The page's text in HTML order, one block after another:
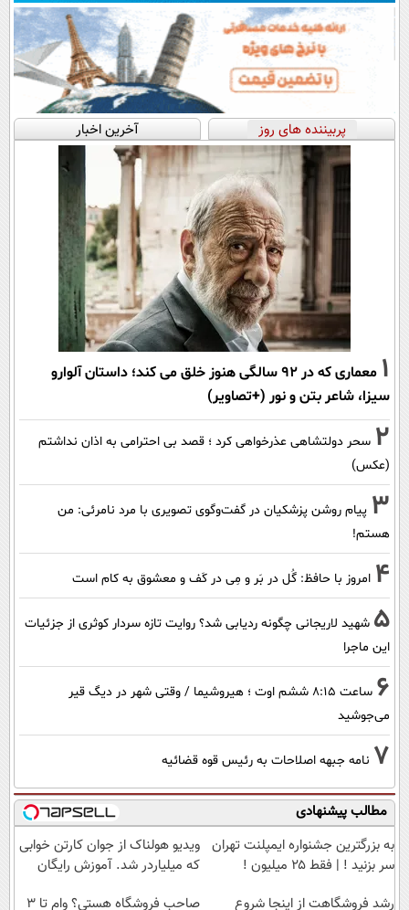
پربیننده های روز آخرین اخبار
1
معماری که در 92 سالگی هنوز خلق می کند؛ داستان آلوارو
سیزا، شاعر بتن و نور (+تصاویر)
2 سحر دولتشاهی عذرخواهی کرد ؛ قصد بی احترامی به اذان نداشتم
(عکس)
3 پیام روشن پزشکیان در گفت‌و‌گوی تصویری با مرد نامرئی: من
هستم!
4 امروز با حافظ: گُل در بَر و مِی در کَف و معشوق به کام است
5 شهید لاریجانی چگونه ردیابی شد؟ روایت تازه سردار کوثری از جزئیات
این ماجرا
6
ساعت ۸:۱۵ ششم اوت ؛ هیروشیما / وقتی شهر در دیگ قیر
می‌جوشید
7 نامه جبهه اصلاحات به رئیس قوه قضائیه
مطالب پیشنهادی
به بزرگترین جشنواره ایمپلنت تهران
سر بزنید ! | فقط ۲۵ میلیون !
ویدیو هولناک از جوان کارتن خوابی
که میلیاردر شد. آموزش رایگان
رشد فروشگاهت از اینجا شروع
صاحب فروشگاه هستی؟ وام تا ۳